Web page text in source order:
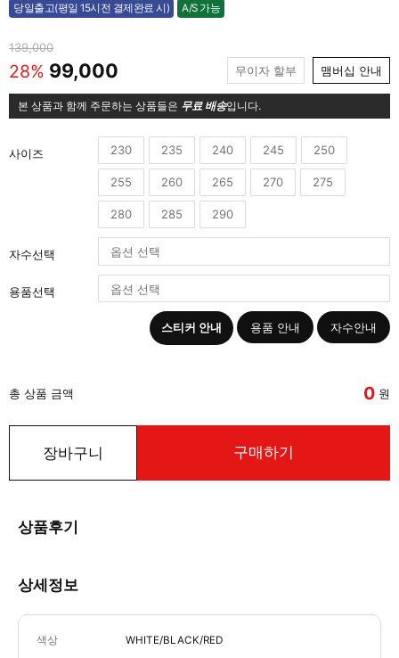
당일출고(평일 15시전 결제완료 시) A/S 가능
가능
139,000
28% 99,000 무이자 할부 맴버십 안내
본 상품과 함께 주문하는 상품들은 무료 배송입니다.
사이즈 230 235 240 245 250
255 260 265 270 275
280 285 290
자수선택
용품선택
스티커 안내 용품 안내 자수안내
총 상품 금액 0 원
장바구니 구매하기
상품후기
상세정보
색상 WHITE/BLACK/RED